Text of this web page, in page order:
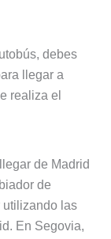
debes
llegar a
realiza el
de Madrid
de
utilizando las
En Segovia,